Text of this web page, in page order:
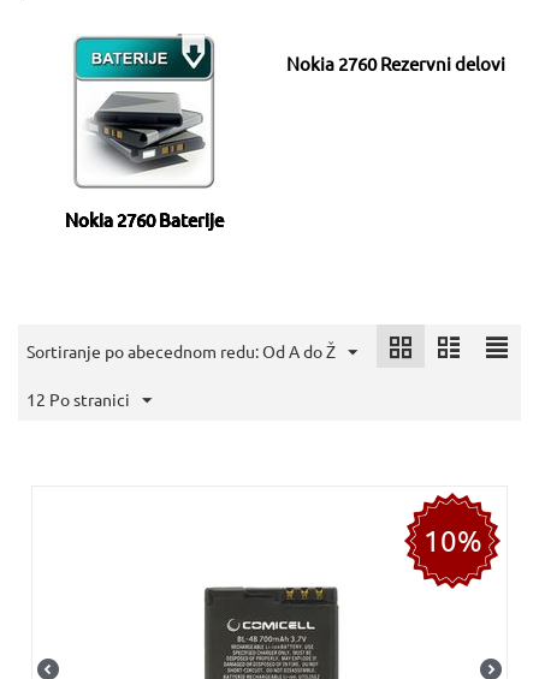
Nokia 2760 Baterije
Nokia 2760 Rezervni delovi
Sortiranje po abecednom redu: Od A do Ž
12 Po stranici
10%